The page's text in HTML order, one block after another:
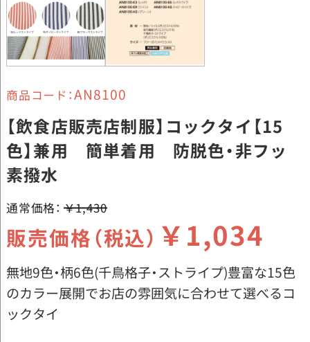
商品コード：AN8100
【飲食店販売店制服】コックタイ【15
色】兼用 簡単着用 防脱色・非フッ
素撥水
通常価格： ￥1,430
販売価格（税込） ￥1,034
無地9色・柄6色(千鳥格子・ストライプ)豊富な15色
のカラー展開でお店の雰囲気に合わせて選べるコ
ックタイ